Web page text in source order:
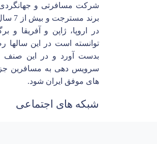
شرکت مسافرتی و
برند
در اروپا، ژاپن و آفریقا و
توانسته است در این سالها
بدست آورد و در این صنف
سرویس دهی به مسافرین جزو
های موفق ایران شود.
شبکه های اجتماعی